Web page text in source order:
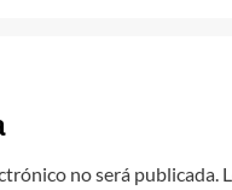
no será publicada.